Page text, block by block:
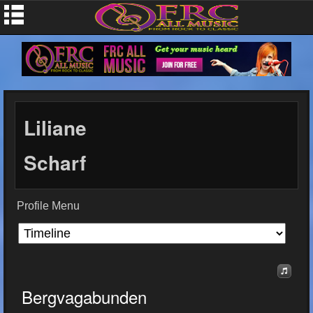
Liliane
Scharf
Profile Menu
Bergvagabunden